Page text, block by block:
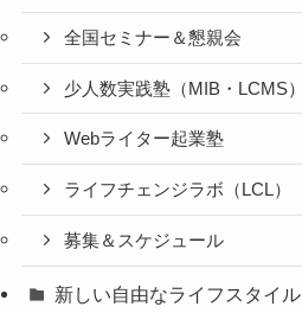
全国セミナー＆懇親会
少人数実践塾（MIB・LCMS）
Webライター起業塾
ライフチェンジラボ（LCL）
募集＆スケジュール
新しい自由なライフスタイル